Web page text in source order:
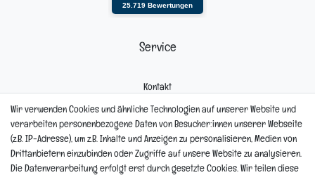
Service
Kontakt
Reklamation
Wir verwenden Cookies und ähnliche Technologien auf unserer Website und
verarbeiten personenbezogene Daten von Besucher:innen unserer Webseite
(z.B. IP-Adresse), um z.B. Inhalte und Anzeigen zu personalisieren, Medien von
Drittanbietern einzubinden oder Zugriffe auf unsere Website zu analysieren.
Die Datenverarbeitung erfolgt erst durch gesetzte Cookies. Wir teilen diese